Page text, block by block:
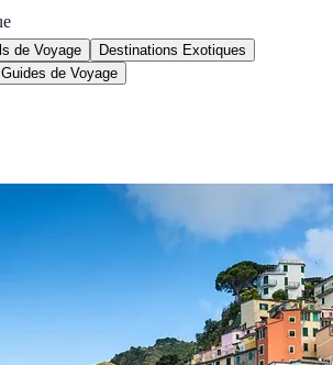
de Voyage
Destinations Exotiques
Guides de Voyage